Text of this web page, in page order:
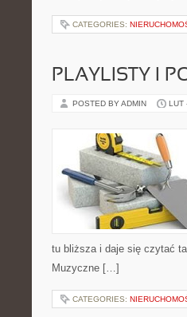
CATEGORIES:
PLAYLISTY I
POSTED BY ADMIN LUT
tu bliższa i daje się czytać
Muzyczne […]
CATEGORIES: